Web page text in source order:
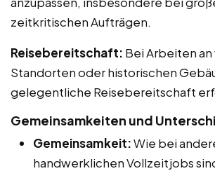
zeitkritischen Aufträgen.
Reisebereitschaft: Bei Arbeiten
Standorten oder historischen
gelegentliche Reisebereitschaft
Gemeinsamkeiten und
Gemeinsamkeit:Wie bei
handwerklichen Vollzeitjobs